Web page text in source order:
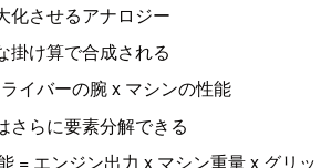
化させるアナロジー
掛け算で合成される
イバーの腕 x マシンの性能
さらに要素分解できる
= エンジン出力 x マシン重量 x グリッ